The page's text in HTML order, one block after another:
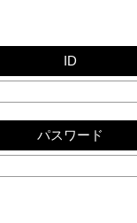
ID
パスワード